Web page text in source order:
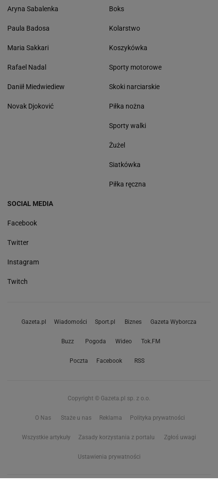
Aryna Sabalenka
Paula Badosa
Maria Sakkari
Rafael Nadal
Daniił Miedwiediew
Novak Djoković
Boks
Kolarstwo
Koszykówka
Sporty motorowe
Skoki narciarskie
Piłka nożna
Sporty walki
Żużel
Siatkówka
Piłka ręczna
SOCIAL MEDIA
Facebook
Twitter
Instagram
Twitch
Gazeta.pl Wiadomości Sport.pl Biznes Gazeta Wyborcza
Buzz Pogoda Wideo Tok.FM
Poczta Facebook RSS
Copyright © Gazeta.pl sp. z o.o.
O Nas Staże u nas Reklama Polityka prywatności
Wszystkie artykuły Zasady korzystania z portalu Zgłoś uwagi
Ustawienia prywatności